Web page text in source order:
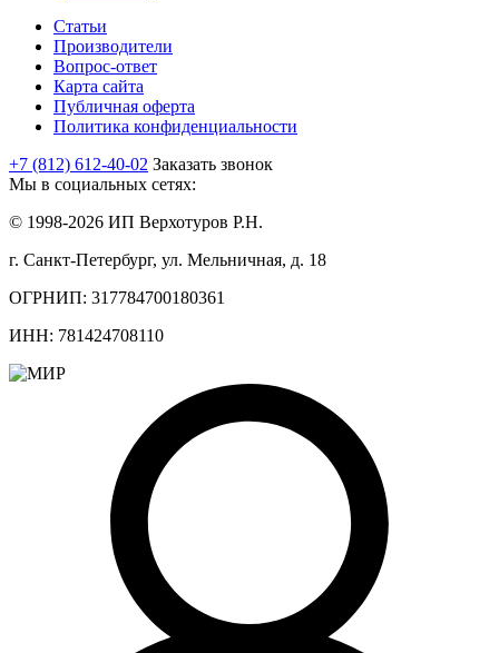
Статьи
Производители
Вопрос-ответ
Карта сайта
Публичная оферта
Политика конфиденциальности
+7 (812) 612-40-02 Заказать звонок
Мы в социальных сетях:
© 1998-2026 ИП Верхотуров Р.Н.
г. Санкт-Петербург, ул. Мельничная, д. 18
ОГРНИП: 317784700180361
ИНН: 781424708110